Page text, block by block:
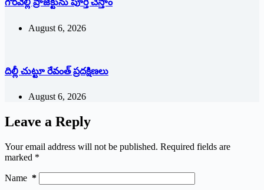
గౌరవెల్లి ప్రాజెక్టును పూర్తి చేస్తాం
August 6, 2026
దిల్లీ చుట్టూ రేవంత్ ప్ర‌ద‌క్షిణ‌లు
August 6, 2026
Leave a Reply
Your email address will not be published. Required fields are
marked *
Name *